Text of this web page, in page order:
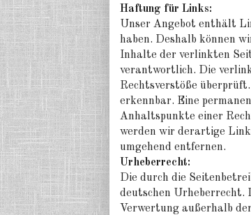
Haftung für Links:
Unser Angebot enthält
haben. Deshalb können
Inhalte der verlinkten
verantwortlich. Die
Rechtsverstöße
erkennbar. Eine
Anhaltspunkte einer
werden wir derartige
umgehend entfernen.
Urheberrecht:
Die durch die
deutschen
Verwertung außerhalb